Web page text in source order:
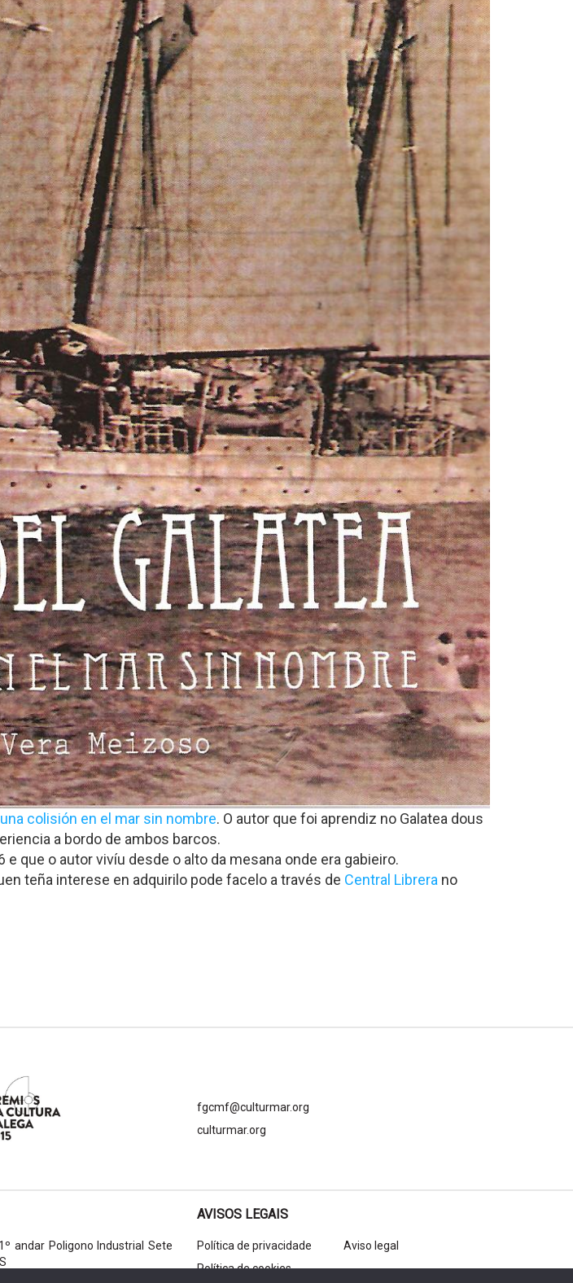
colisión en el mar sin nombre. O autor que foi aprendiz no Galatea dous
a bordo de ambos barcos.
que o autor vivíu desde o alto da mesana onde era gabieiro.
teña interese en adquirilo pode facelo a través de Central Librera no
fgcmf@culturmar.org
culturmar.org
andar Poligono Industrial Sete
AVISOS LEGAIS
Política de privacidade
Aviso legal
Política de cookies